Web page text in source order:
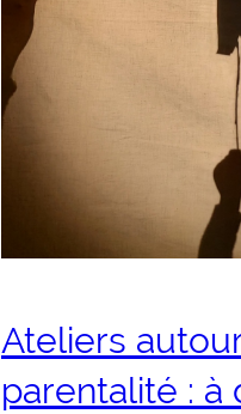
Ateliers
parentalité : à